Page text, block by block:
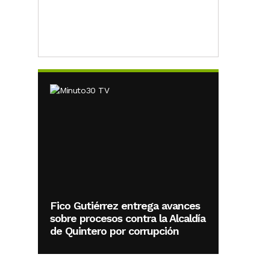
Fico Gutiérrez entrega avances
sobre procesos contra la Alcaldía
de Quintero por corrupción